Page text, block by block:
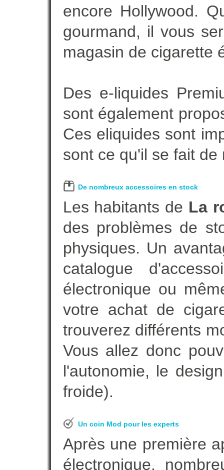
encore Hollywood.
gourmand, il vous
magasin de cigarette
Des e-liquides
sont également
Ces eliquides sont
sont ce qu'il se fait
De nombreux accessoires en stock
Les habitants de La
des problèmes de
physiques. Un
catalogue
électronique ou
votre achat de
trouverez différents
Vous allez donc
l'autonomie, le
froide).
Un coin Mod pour les experts
Après une première
électronique,